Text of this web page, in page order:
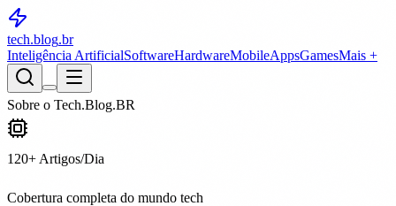
tech.blog.br
Inteligência ArtificialSoftwareHardwareMobileAppsGamesMais +
Sobre o Tech.Blog.BR
120+ Artigos/Dia
Cobertura completa do mundo tech